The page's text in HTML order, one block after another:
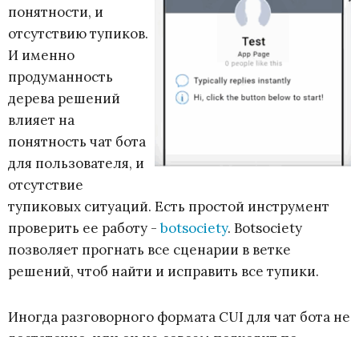
понятности, и
отсутствию тупиков.
И именно
продуманность
дерева решений
влияет на
понятность чат бота
для пользователя, и
отсутствие
тупиковых ситуаций. Есть простой инструмент
проверить ее работу -botsociety. Botsociety
позволяет прогнать все сценарии в ветке
решений, чтоб найти и исправить все тупики.
Иногда разговорного формата CUI для чат бота не